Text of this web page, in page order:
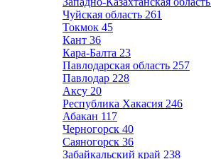
Чуйская область 261
Токмок 45
Кант 36
Кара-Балта 23
Павлодарская область 257
Павлодар 228
Аксу 20
Республика Хакасия 246
Абакан 117
Черногорск 40
Саяногорск 36
Забайкальский край 238